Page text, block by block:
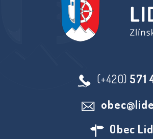
(+420) 571
Obec